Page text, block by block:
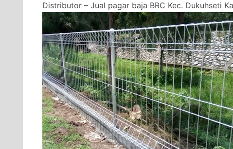
Distributor – Jual pagar baja BRC Kec. Dukuhseti